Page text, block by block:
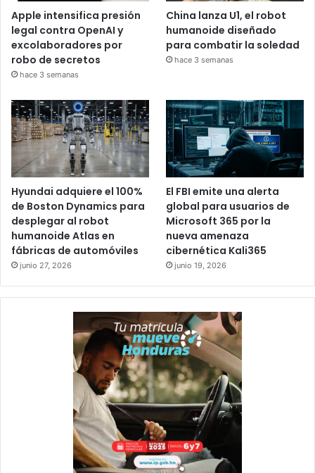
Apple intensifica presión
legal contra OpenAI y
excolaboradores por
robo de secretos
hace 3 semanas
China lanza U1, el robot
humanoide diseñado
para combatir la soledad
hace 3 semanas
Hyundai adquiere el 100%
de Boston Dynamics para
desplegar al robot
humanoide Atlas en
fábricas de automóviles
junio 27, 2026
El FBI emite una alerta
global para usuarios de
Microsoft 365 por la
nueva amenaza
cibernética Kali365
junio 19, 2026